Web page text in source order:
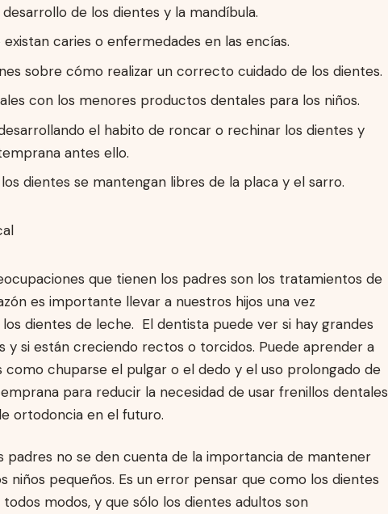
de los dientes y la mandíbula.
caries o enfermedades en las encías.
sobre cómo realizar un correcto cuidado de los dientes.
con los menores productos dentales para los niños.
el habito de roncar o rechinar los dientes y
antes ello.
dientes se mantengan libres de la placa y el sarro.
que tienen los padres son los tratamientos de
es importante llevar a nuestros hijos una vez
dientes de leche. El dentista puede ver si hay grandes
y si están creciendo rectos o torcidos. Puede aprender a
como chuparse el pulgar o el dedo y el uso prolongado de
para reducir la necesidad de usar frenillos dentales
ortodoncia en el futuro.
padres no se den cuenta de la importancia de mantener
niños pequeños. Es un error pensar que como los dientes
modos, y que sólo los dientes adultos son